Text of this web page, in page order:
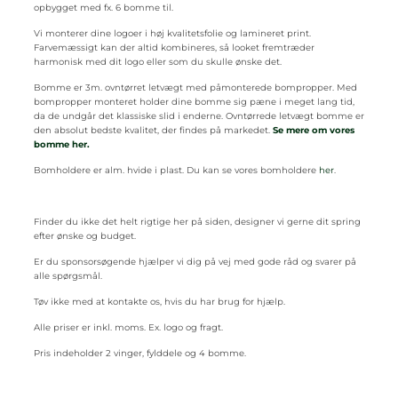
opbygget med fx. 6 bomme til.
Vi monterer dine logoer i høj kvalitetsfolie og lamineret print.
Farvemæssigt kan der altid kombineres, så looket fremtræder
harmonisk med dit logo eller som du skulle ønske det.
Bomme er 3m. ovntørret letvægt med påmonterede bompropper. Med
bompropper monteret holder dine bomme sig pæne i meget lang tid,
da de undgår det klassiske slid i enderne. Ovntørrede letvægt bomme er
den absolut bedste kvalitet, der findes på markedet. Se mere om vores
bomme her.
Bomholdere er alm. hvide i plast. Du kan se vores bomholdere her.
Finder du ikke det helt rigtige her på siden, designer vi gerne dit spring
efter ønske og budget.
Er du sponsorsøgende hjælper vi dig på vej med gode råd og svarer på
alle spørgsmål.
Tøv ikke med at kontakte os, hvis du har brug for hjælp.
Alle priser er inkl. moms. Ex. logo og fragt.
Pris indeholder 2 vinger, fylddele og 4 bomme.